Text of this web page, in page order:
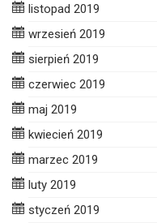
listopad 2019
wrzesień 2019
sierpień 2019
czerwiec 2019
maj 2019
kwiecień 2019
marzec 2019
luty 2019
styczeń 2019